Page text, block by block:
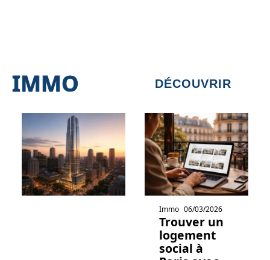
IMMO DÉCOUVRIR
Immo 06/03/2026
Trouver un
logement
social à